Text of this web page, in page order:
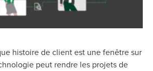
histoire de client est une fenêtre sur
peut rendre les projets de